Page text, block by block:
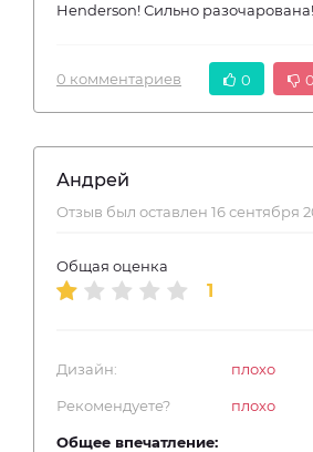
Henderson! Сильно разочарована!
0 комментариев 0 0
Андрей
Отзыв был оставлен 16
Общая оценка
1
Дизайн: плохо
Рекомендуете? плохо
Общее впечатление: